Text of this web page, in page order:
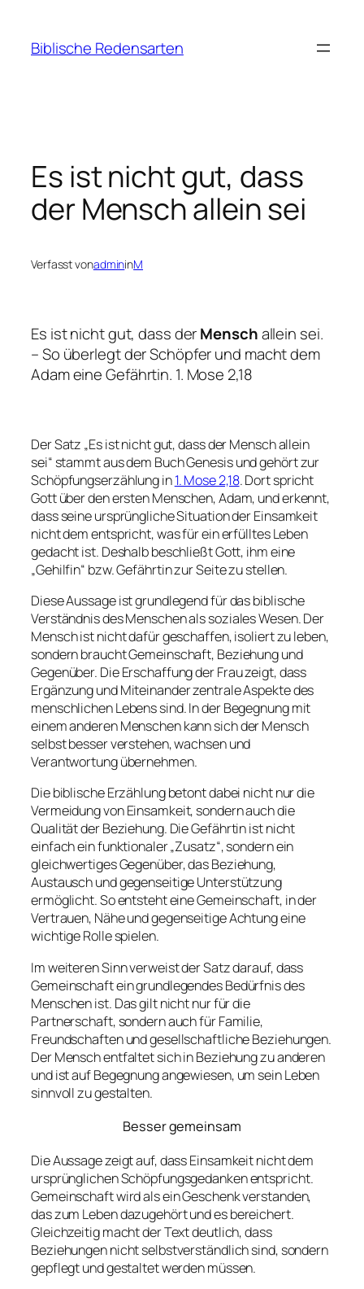
springen
Biblische Redensarten
Es ist nicht gut, dass
der Mensch allein sei
Verfasst vonadmininM
Es ist nicht gut, dass derMenschallein sei.
– So überlegt der Schöpfer und macht dem
Adam eine Gefährtin. 1. Mose 2,18
Der Satz „Es ist nicht gut, dass der Mensch allein
sei“ stammt aus dem Buch Genesis und gehört zur
Schöpfungserzählung in1. Mose 2,18. Dort spricht
Gott über den ersten Menschen, Adam, und erkennt,
dass seine ursprüngliche Situation der Einsamkeit
nicht dem entspricht, was für ein erfülltes Leben
gedacht ist. Deshalb beschließt Gott, ihm eine
„Gehilfin“ bzw. Gefährtin zur Seite zu stellen.
Diese Aussage ist grundlegend für das biblische
Verständnis des Menschen als soziales Wesen. Der
Mensch ist nicht dafür geschaffen, isoliert zu leben,
sondern braucht Gemeinschaft, Beziehung und
Gegenüber. Die Erschaffung der Frau zeigt, dass
Ergänzung und Miteinander zentrale Aspekte des
menschlichen Lebens sind. In der Begegnung mit
einem anderen Menschen kann sich der Mensch
selbst besser verstehen, wachsen und
Verantwortung übernehmen.
Die biblische Erzählung betont dabei nicht nur die
Vermeidung von Einsamkeit, sondern auch die
Qualität der Beziehung. Die Gefährtin ist nicht
einfach ein funktionaler „Zusatz“, sondern ein
gleichwertiges Gegenüber, das Beziehung,
Austausch und gegenseitige Unterstützung
ermöglicht. So entsteht eine Gemeinschaft, in der
Vertrauen, Nähe und gegenseitige Achtung eine
wichtige Rolle spielen.
Im weiteren Sinn verweist der Satz darauf, dass
Gemeinschaft ein grundlegendes Bedürfnis des
Menschen ist. Das gilt nicht nur für die
Partnerschaft, sondern auch für Familie,
Freundschaften und gesellschaftliche Beziehungen.
Der Mensch entfaltet sich in Beziehung zu anderen
und ist auf Begegnung angewiesen, um sein Leben
sinnvoll zu gestalten.
Besser gemeinsam
Die Aussage zeigt auf, dass Einsamkeit nicht dem
ursprünglichen Schöpfungsgedanken entspricht.
Gemeinschaft wird als ein Geschenk verstanden,
das zum Leben dazugehört und es bereichert.
Gleichzeitig macht der Text deutlich, dass
Beziehungen nicht selbstverständlich sind, sondern
gepflegt und gestaltet werden müssen.